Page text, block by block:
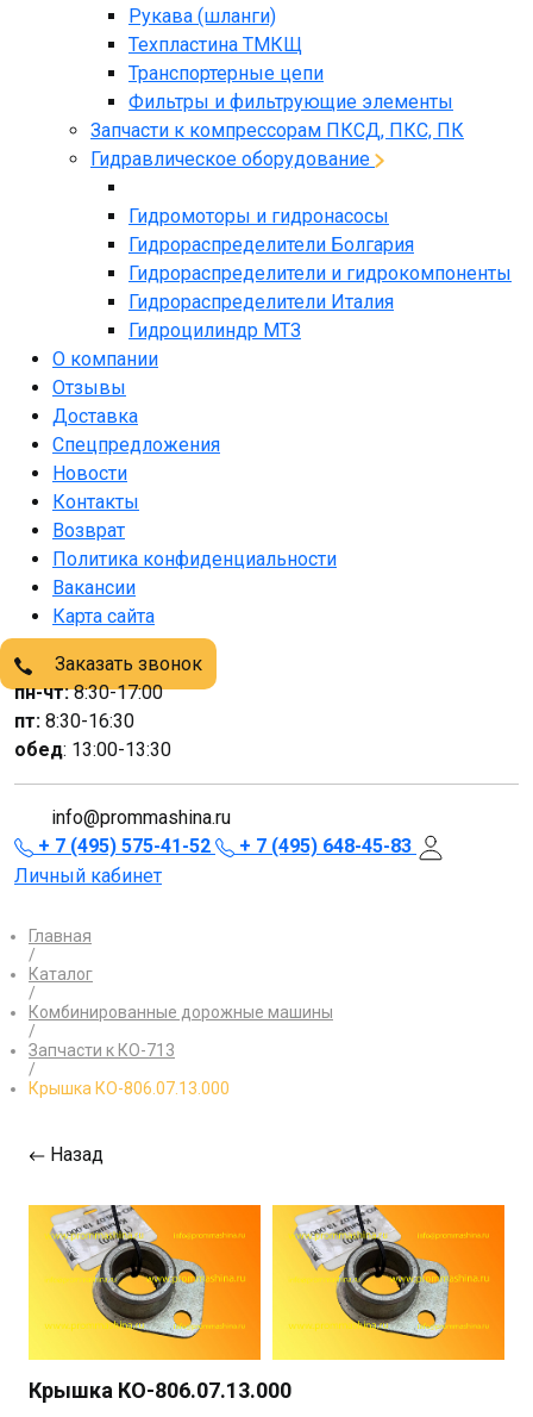
Рукава (шланги)
Техпластина ТМКЩ
Транспортерные цепи
Фильтры и фильтрующие элементы
Запчасти к компрессорам ПКСД, ПКС, ПК
Гидравлическое оборудование
Гидромоторы и гидронасосы
Гидрораспределители Болгария
Гидрораспределители и гидрокомпоненты
Гидрораспределители Италия
Гидроцилиндр МТЗ
О компании
Отзывы
Доставка
Спецпредложения
Новости
Контакты
Возврат
Политика конфиденциальности
Вакансии
Карта сайта
Заказать звонок
пн-чт:8:30-17:00
пт: 8:30-16:30
обед: 13:00-13:30
info@prommashina.ru
+ 7 (495) 575-41-52
+ 7 (495) 648-45-83
Личный кабинет
Главная
/
Каталог
/
Комбинированные дорожные машины
/
Запчасти к КО-713
/
Крышка КО-806.07.13.000
Назад
Крышка КО-806.07.13.000